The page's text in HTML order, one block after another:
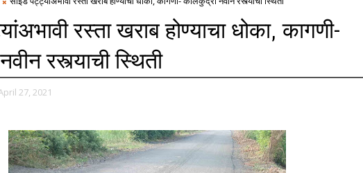
रस्ता खराब होण्याचा धोका, कागणी-
रस्त्याची स्थिती
27, 2021